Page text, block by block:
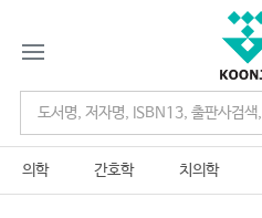
의학 간호학 치의학